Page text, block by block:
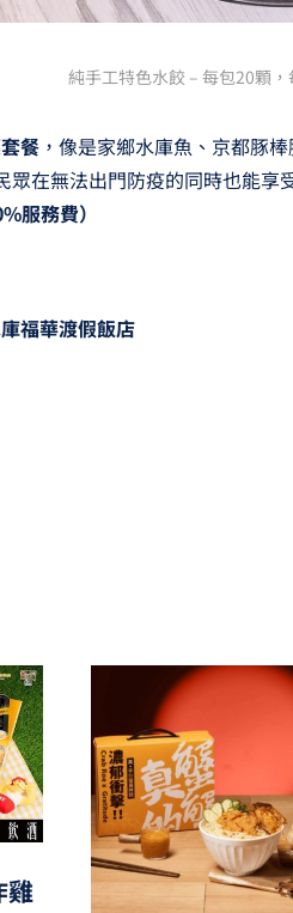
純手工特色水餃 – 每包20顆
餐，像是家鄉水庫魚、京都豚
眾在無法出門防疫的同時也能享
服務費）
福華渡假飯店
雞